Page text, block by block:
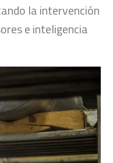
la intervención
e inteligencia